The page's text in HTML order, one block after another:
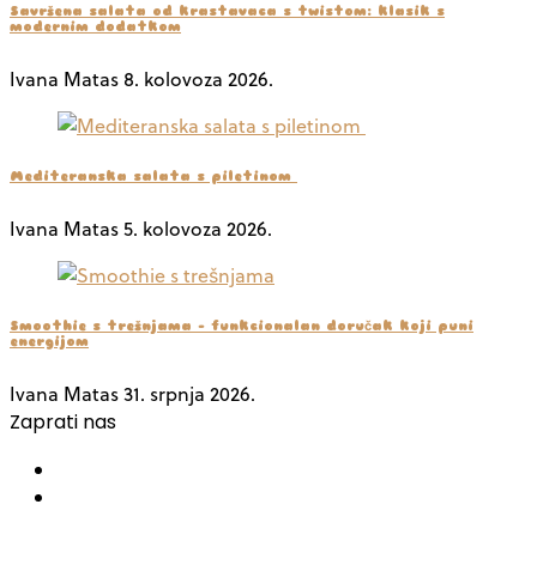
Savršena salata od krastavaca s twistom: klasik s
modernim dodatkom
Ivana Matas 8. kolovoza 2026.
Mediteranska salata s piletinom
Ivana Matas5. kolovoza 2026.
Smoothie s trešnjama – funkcionalan doručak koji puni
energijom
Ivana Matas31. srpnja 2026.
Zaprati nas